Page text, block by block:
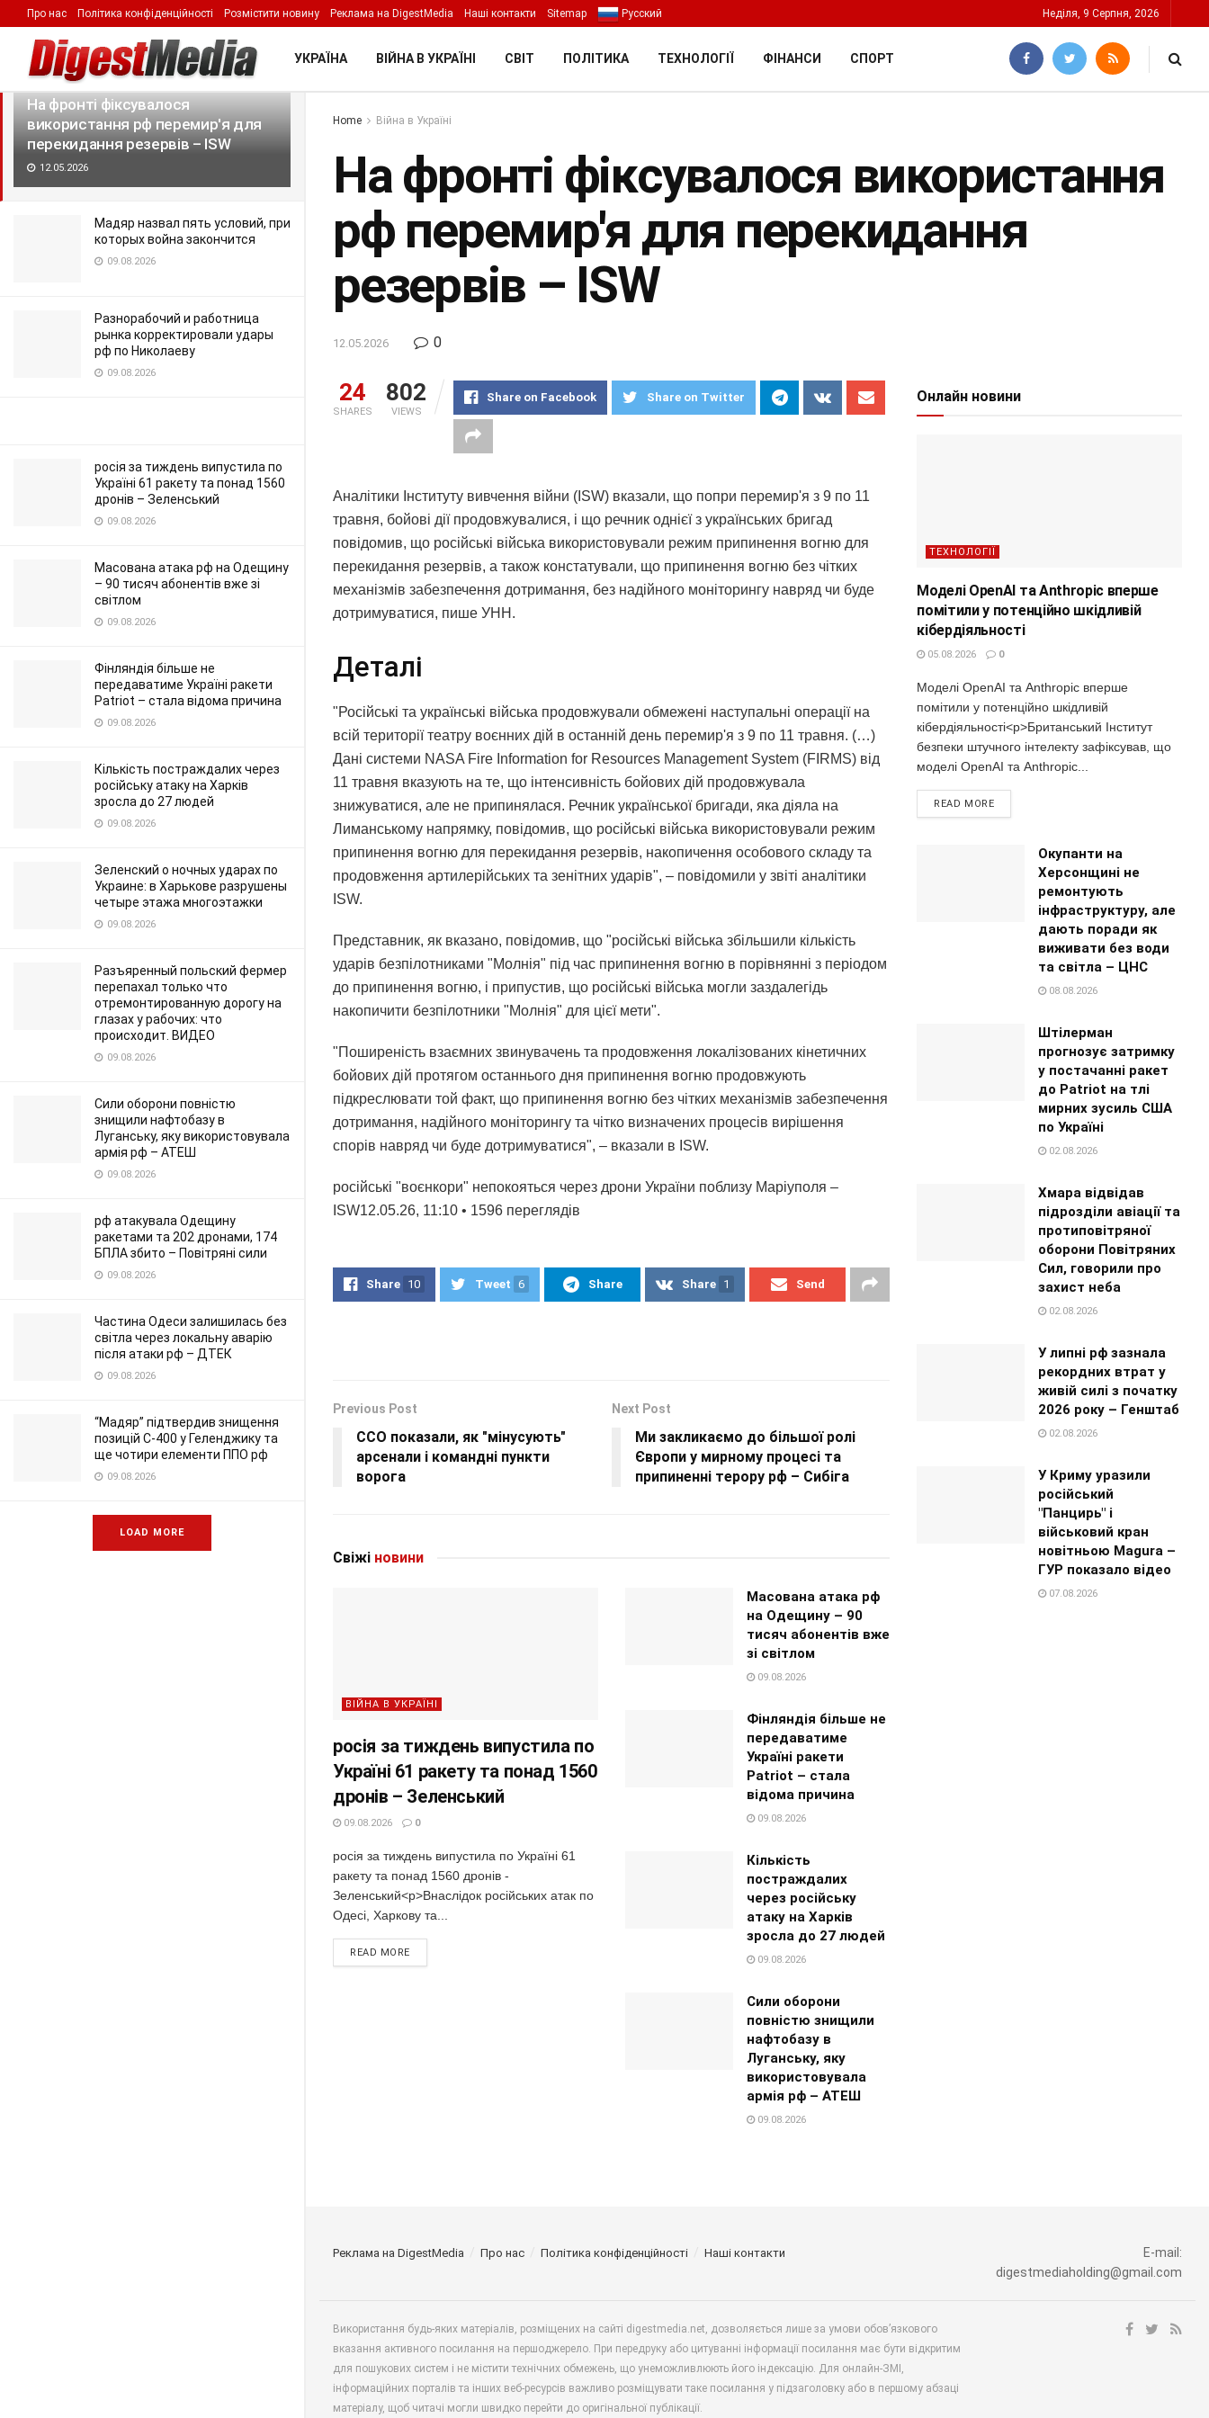
LATEST TRENDING Filter
На фронті фіксувалося
використання рф перемир'я для
перекидання резервів – ISW
12.05.2026
Мадяр назвал пять условий, при
которых война закончится
09.08.2026
Разнорабочий и работница
рынка корректировали удары
рф по Николаеву
09.08.2026
росія за тиждень випустила по
Україні 61 ракету та понад 1560
дронів – Зеленський
09.08.2026
Масована атака рф на Одещину
– 90 тисяч абонентів вже зі
світлом
09.08.2026
Фінляндія більше не
передаватиме Україні ракети
Patriot – стала відома причина
09.08.2026
Кількість постраждалих через
російську атаку на Харків
зросла до 27 людей
09.08.2026
Зеленский о ночных ударах по
Украине: в Харькове разрушены
четыре этажа многоэтажки
09.08.2026
Разъяренный польский фермер
перепахал только что
отремонтированную дорогу на
глазах у рабочих: что
происходит. ВИДЕО
09.08.2026
Сили оборони повністю
знищили нафтобазу в
Луганську, яку використовувала
армія рф – АТЕШ
09.08.2026
рф атакувала Одещину
ракетами та 202 дронами, 174
БПЛА збито – Повітряні сили
09.08.2026
Частина Одеси залишилась без
світла через локальну аварію
після атаки рф – ДТЕК
09.08.2026
“Мадяр” підтвердив знищення
позицій С-400 у Геленджику та
ще чотири елементи ППО рф
09.08.2026
LOAD MORE
Про нас Політика конфіденційності Розмістити новину Реклама на DigestMedia Наші контакти Sitemap Русский Неділя, 9 Серпня, 2026
УКРАЇНА ВІЙНА В УКРАЇНІ СВІТ ПОЛІТИКА ТЕХНОЛОГІЇ ФІНАНСИ СПОРТ
Home Війна в Україні
На фронті фіксувалося використання
рф перемир'я для перекидання
резервів – ISW
12.05.2026 0
24
SHARES
802
VIEWS
Share on Facebook Share on Twitter
Аналітики Інституту вивчення війни (ISW) вказали, що попри перемир'я з 9 по 11
травня, бойові дії продовжувалися, і що речник однієї з українських бригад
повідомив, що російські війська використовували режим припинення вогню для
перекидання резервів, а також констатували, що припинення вогню без чітких
механізмів забезпечення дотримання, без надійного моніторингу навряд чи буде
дотримуватися, пише УНН.
Деталі
"Російські та українські війська продовжували обмежені наступальні операції на
всій території театру воєнних дій в останній день перемир'я з 9 по 11 травня. (…)
Дані системи NASA Fire Information for Resources Management System (FIRMS) від
11 травня вказують на те, що інтенсивність бойових дій продовжувала
знижуватися, але не припинялася. Речник української бригади, яка діяла на
Лиманському напрямку, повідомив, що російські війська використовували режим
припинення вогню для перекидання резервів, накопичення особового складу та
продовження артилерійських та зенітних ударів", – повідомили у звіті аналітики
ISW.
Представник, як вказано, повідомив, що "російські війська збільшили кількість
ударів безпілотниками "Молнія" під час припинення вогню в порівнянні з періодом
до припинення вогню, і припустив, що російські війська могли заздалегідь
накопичити безпілотники "Молнія" для цієї мети".
"Поширеність взаємних звинувачень та продовження локалізованих кінетичних
бойових дій протягом останнього дня припинення вогню продовжують
підкреслювати той факт, що припинення вогню без чітких механізмів забезпечення
дотримання, надійного моніторингу та чітко визначених процесів вирішення
спорів навряд чи буде дотримуватися", – вказали в ISW.
російські "воєнкори" непокояться через дрони України поблизу Маріуполя –
ISW12.05.26, 11:10 • 1596 переглядiв
Share 10 Tweet 6 Share Share 1 Send
Previous Post
ССО показали, як "мінусують"
арсенали і командні пункти
ворога
Next Post
Ми закликаємо до більшої ролі
Європи у мирному процесі та
припиненні терору рф – Сибіга
Свіжі новини
ВІЙНА В УКРАЇНІ
росія за тиждень випустила по
Україні 61 ракету та понад 1560
дронів – Зеленський
09.08.2026 0
росія за тиждень випустила по Україні 61
ракету та понад 1560 дронів -
Зеленський<p>Внаслідок російських атак по
Одесі, Харкову та...
READ MORE
Масована атака рф
на Одещину – 90
тисяч абонентів вже
зі світлом
09.08.2026
Фінляндія більше не
передаватиме
Україні ракети
Patriot – стала
відома причина
09.08.2026
Кількість
постраждалих
через російську
атаку на Харків
зросла до 27 людей
09.08.2026
Сили оборони
повністю знищили
нафтобазу в
Луганську, яку
використовувала
армія рф – АТЕШ
09.08.2026
Онлайн новини
ТЕХНОЛОГІЇ
Моделі OpenAI та Anthropic вперше
помітили у потенційно шкідливій
кібердіяльності
05.08.2026 0
Моделі OpenAI та Anthropic вперше
помітили у потенційно шкідливій
кібердіяльності<p>Британський Інститут
безпеки штучного інтелекту зафіксував, що
моделі OpenAI та Anthropic...
READ MORE
Окупанти на
Херсонщині не
ремонтують
інфраструктуру, але
дають поради як
виживати без води
та світла – ЦНС
08.08.2026
Штілерман
прогнозує затримку
у постачанні ракет
до Patriot на тлі
мирних зусиль США
по Україні
02.08.2026
Хмара відвідав
підрозділи авіації та
протиповітряної
оборони Повітряних
Сил, говорили про
захист неба
02.08.2026
У липні рф зазнала
рекордних втрат у
живій силі з початку
2026 року – Генштаб
02.08.2026
У Криму уразили
російський
"Панцирь" і
військовий кран
новітньою Magura –
ГУР показало відео
07.08.2026
Реклама на DigestMedia Про нас Політика конфіденційності Наші контакти
E-mail:
digestmediaholding@gmail.com
Використання будь-яких матеріалів, розміщених на сайті digestmedia.net, дозволяється лише за умови обов’язкового
вказання активного посилання на першоджерело. При передруку або цитуванні інформації посилання має бути відкритим
для пошукових систем і не містити технічних обмежень, що унеможливлюють його індексацію. Для онлайн-ЗМІ,
інформаційних порталів та інших веб-ресурсів важливо розміщувати таке посилання у підзаголовку або в першому абзаці
матеріалу, щоб читачі могли швидко перейти до оригінальної публікації.